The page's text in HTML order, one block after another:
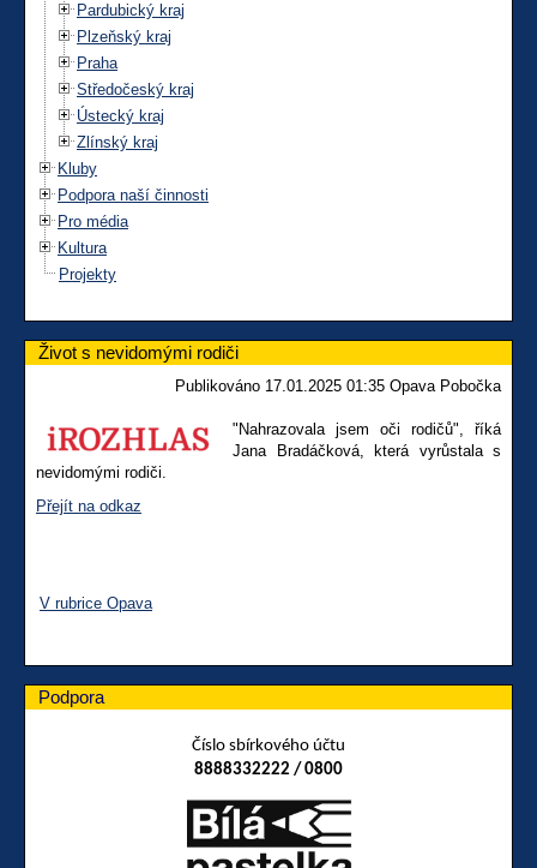
Pardubický kraj
Plzeňský kraj
Praha
Středočeský kraj
Ústecký kraj
Zlínský kraj
Kluby
Podpora naší činnosti
Pro média
Kultura
Projekty
Život s nevidomými rodiči
Publikováno 17.01.2025 01:35 Opava Pobočka
"Nahrazovala jsem oči rodičů", říká
Jana Bradáčková, která vyrůstala s
nevidomými rodiči.
Přejít na odkaz
V rubrice Opava
Podpora
Číslo sbírkového účtu
8888332222 / 0800